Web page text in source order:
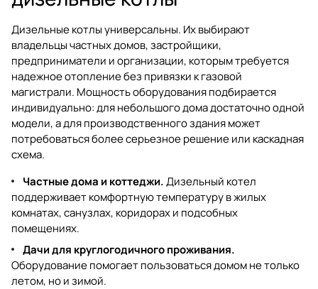
Дизельные котлы универсальны. Их выбирают
владельцы частных домов, застройщики,
предприниматели и организации, которым требуется
надежное отопление без привязки к газовой
магистрали. Мощность оборудования подбирается
индивидуально: для небольшого дома достаточно одной
модели, а для производственного здания может
потребоваться более серьезное решение или каскадная
схема.
Частные дома и коттеджи.Дизельный котел
поддерживает комфортную температуру в жилых
комнатах, санузлах, коридорах и подсобных
помещениях.
Дачи для круглогодичного проживания.
Оборудование помогает пользоваться домом не только
летом, но и зимой.